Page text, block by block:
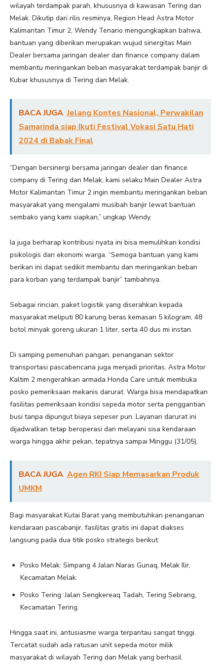
wilayah terdampak parah, khususnya di kawasan Tering dan
Melak. Dikutip dari rilis resminya, Region Head Astra Motor
Kalimantan Timur 2, Wendy Tenario mengungkapkan bahwa,
bantuan yang diberikan merupakan wujud sinergitas Main
Dealer bersama jaringan dealer dan finance company dalam
membantu meringankan beban masyarakat terdampak banjir di
Kubar khususnya di Tering dan Melak.
BACA JUGA Jelang Kontes Nasional, Perwakilan
Samarinda siap Ikuti Festival Vokasi Satu Hati
2024 di Babak Final
“Dengan bersinergi bersama jaringan dealer dan finance
company di Tering dan Melak, kami selaku Main Dealer Astra
Motor Kalimantan Timur 2 ingin membantu meringankan beban
masyarakat yang mengalami musibah banjir lewat bantuan
sembako yang kami siapkan,” ungkap Wendy.
Ia juga berharap kontribusi nyata ini bisa memulihkan kondisi
psikologis dan ekonomi warga. “Semoga bantuan yang kami
berikan ini dapat sedikit membantu dan meringankan beban
para korban yang terdampak banjir” tambahnya.
Sebagai rincian, paket logistik yang diserahkan kepada
masyarakat meliputi 80 karung beras kemasan 5 kilogram, 48
botol minyak goreng ukuran 1 liter, serta 40 dus mi instan.
Di samping pemenuhan pangan, penanganan sektor
transportasi pascabencana juga menjadi prioritas. Astra Motor
Kaltim 2 mengerahkan armada Honda Care untuk membuka
posko pemeriksaan mekanis darurat. Warga bisa mendapatkan
fasilitas pemeriksaan kondisi sepeda motor serta penggantian
busi tanpa dipungut biaya sepeser pun. Layanan darurat ini
dijadwalkan tetap beroperasi dan melayani sisa kendaraan
warga hingga akhir pekan, tepatnya sampai Minggu (31/05).
BACA JUGA Agen RKI Siap Memasarkan Produk
UMKM
Bagi masyarakat Kutai Barat yang membutuhkan penanganan
kendaraan pascabanjir, fasilitas gratis ini dapat diakses
langsung pada dua titik posko strategis berikut:
Posko Melak: Simpang 4 Jalan Naras Gunaq, Melak Ilir,
Kecamatan Melak.
Posko Tering: Jalan Sengkereaq Tadah, Tering Sebrang,
Kecamatan Tering.
Hingga saat ini, antusiasme warga terpantau sangat tinggi.
Tercatat sudah ada ratusan unit sepeda motor milik
masyarakat di wilayah Tering dan Melak yang berhasil